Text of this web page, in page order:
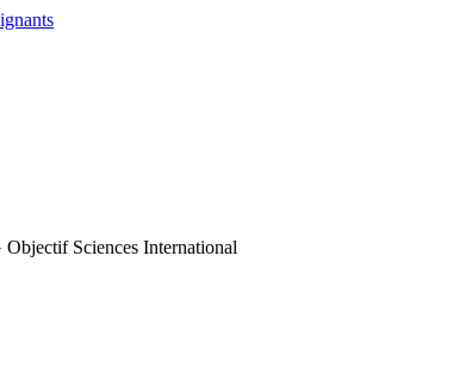
Objectif Sciences International